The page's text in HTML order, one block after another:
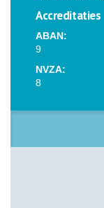
Accreditaties
ABAN:
9
NVZA:
8